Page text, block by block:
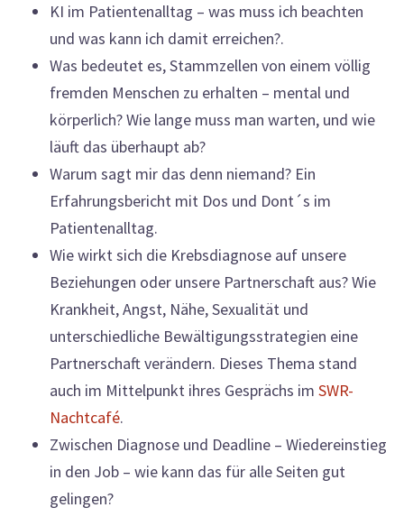
KI im Patientenalltag – was muss ich beachten
und was kann ich damit erreichen?.
Was bedeutet es, Stammzellen von einem völlig
fremden Menschen zu erhalten – mental und
körperlich? Wie lange muss man warten, und wie
läuft das überhaupt ab?
Warum sagt mir das denn niemand? Ein
Erfahrungsbericht mit Dos und Dont´s im
Patientenalltag.
Wie wirkt sich die Krebsdiagnose auf unsere
Beziehungen oder unsere Partnerschaft aus? Wie
Krankheit, Angst, Nähe, Sexualität und
unterschiedliche Bewältigungsstrategien eine
Partnerschaft verändern. Dieses Thema stand
auch im Mittelpunkt ihres Gesprächs im SWR-
Nachtcafé.
Zwischen Diagnose und Deadline – Wiedereinstieg
in den Job – wie kann das für alle Seiten gut
gelingen?